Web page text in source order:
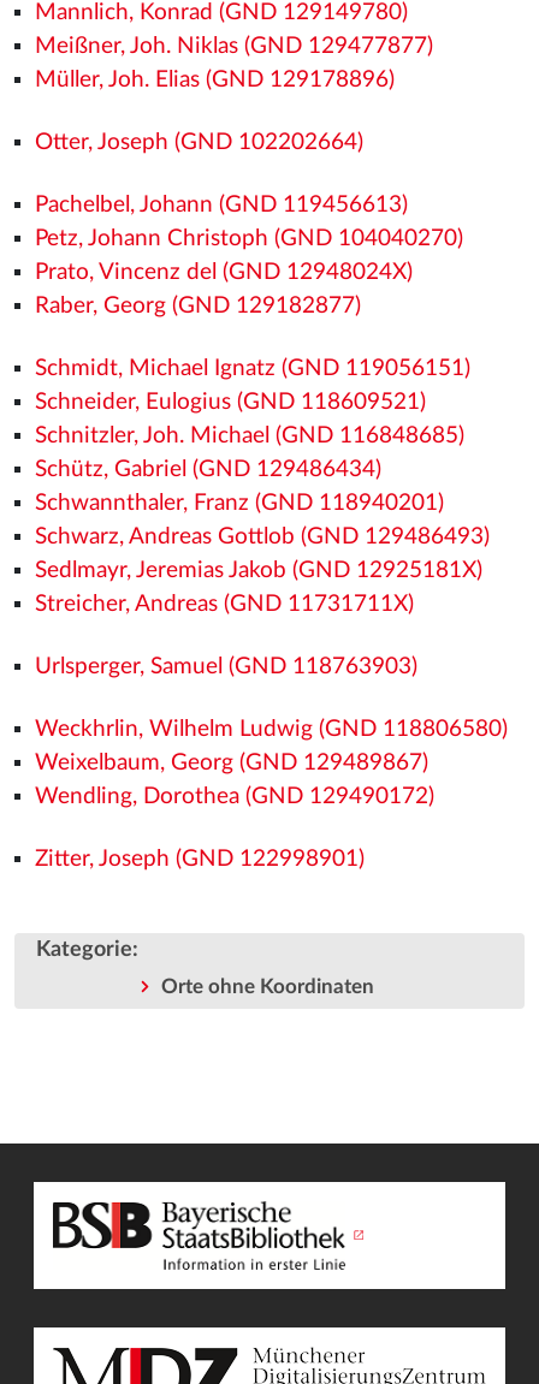
Mannlich, Konrad (GND 129149780)
Meißner, Joh. Niklas (GND 129477877)
Müller, Joh. Elias (GND 129178896)
Otter, Joseph (GND 102202664)
Pachelbel, Johann (GND 119456613)
Petz, Johann Christoph (GND 104040270)
Prato, Vincenz del (GND 12948024X)
Raber, Georg (GND 129182877)
Schmidt, Michael Ignatz (GND 119056151)
Schneider, Eulogius (GND 118609521)
Schnitzler, Joh. Michael (GND 116848685)
Schütz, Gabriel (GND 129486434)
Schwannthaler, Franz (GND 118940201)
Schwarz, Andreas Gottlob (GND 129486493)
Sedlmayr, Jeremias Jakob (GND 12925181X)
Streicher, Andreas (GND 11731711X)
Urlsperger, Samuel (GND 118763903)
Weckhrlin, Wilhelm Ludwig (GND 118806580)
Weixelbaum, Georg (GND 129489867)
Wendling, Dorothea (GND 129490172)
Zitter, Joseph (GND 122998901)
Kategorie:
Orte ohne Koordinaten